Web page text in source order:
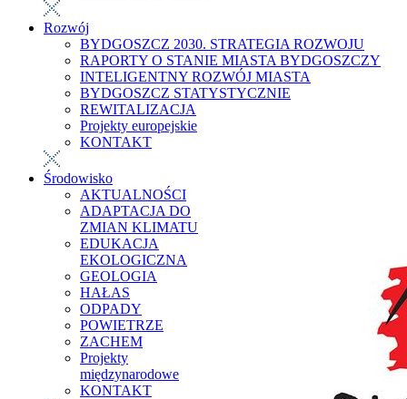
Rozwój
BYDGOSZCZ 2030. STRATEGIA ROZWOJU
RAPORTY O STANIE MIASTA BYDGOSZCZY
INTELIGENTNY ROZWÓJ MIASTA
BYDGOSZCZ STATYSTYCZNIE
REWITALIZACJA
Projekty europejskie
KONTAKT
Środowisko
AKTUALNOŚCI
ADAPTACJA DO
ZMIAN KLIMATU
EDUKACJA
EKOLOGICZNA
GEOLOGIA
HAŁAS
ODPADY
POWIETRZE
ZACHEM
Projekty
międzynarodowe
KONTAKT